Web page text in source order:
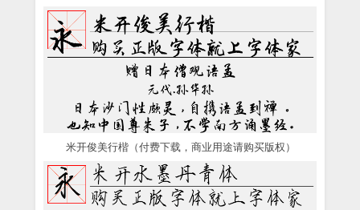
米开俊美行楷（付费下载，商业用途请购买版权）